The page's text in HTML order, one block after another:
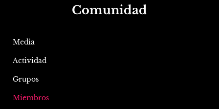
Comunidad
Media
Actividad
Grupos
Miembros